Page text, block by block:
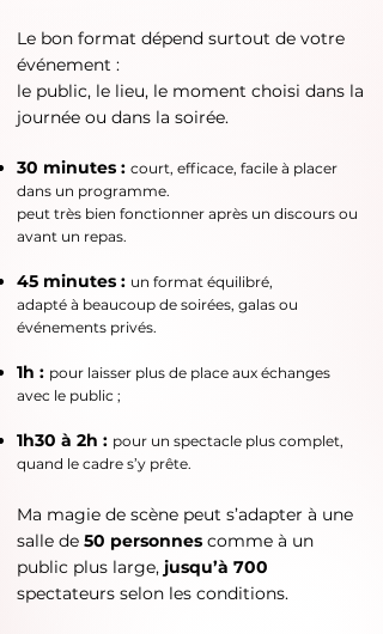
Le bon format dépend surtout de votre
événement :
le public, le lieu, le moment choisi dans la
journée ou dans la soirée.
30 minutes : court, efficace, facile à placer
dans un programme.
peut très bien fonctionner après un discours ou
avant un repas.
45 minutes : un format équilibré,
adapté à beaucoup de soirées, galas ou
événements privés.
1h : pour laisser plus de place aux échanges
avec le public ;
1h30 à 2h : pour un spectacle plus complet,
quand le cadre s’y prête.
Ma magie de scène peut s’adapter à une
salle de 50 personnes comme à un
public plus large, jusqu’à 700
spectateurs selon les conditions.